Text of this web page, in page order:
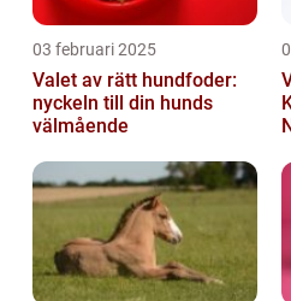
03 februari 2025
Valet av rätt hundfoder:
nyckeln till din hunds
välmående